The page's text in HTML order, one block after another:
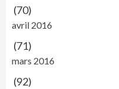
(70)
avril 2016
(71)
mars 2016
(92)